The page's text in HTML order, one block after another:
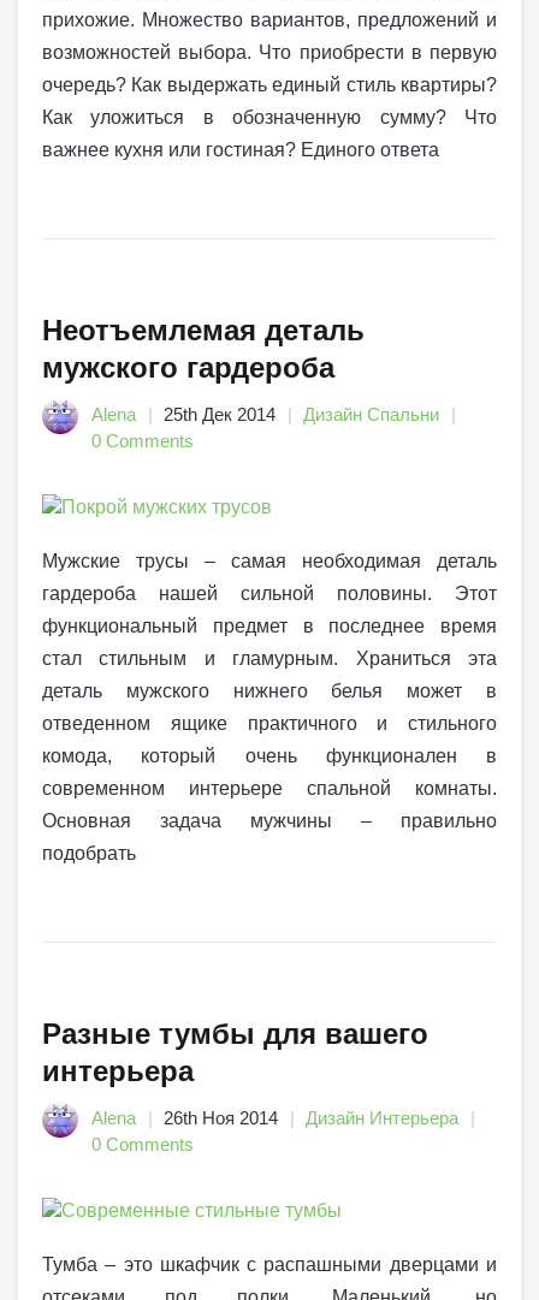
прихожие. Множество вариантов, предложений и
возможностей выбора. Что приобрести в первую
очередь? Как выдержать единый стиль квартиры?
Как уложиться в обозначенную сумму? Что
важнее кухня или гостиная? Единого ответа
Неотъемлемая деталь
мужского гардероба
Alena 25th Дек 2014
Дизайн Спальни
0 Comments
Мужские трусы – самая необходимая деталь
гардероба нашей сильной половины. Этот
функциональный предмет в последнее время
стал стильным и гламурным. Храниться эта
деталь мужского нижнего белья может в
отведенном ящике практичного и стильного
комода, который очень функционален в
современном интерьере спальной комнаты.
Основная задача мужчины – правильно
подобрать
Разные тумбы для вашего
интерьера
Alena 26th Ноя 2014
Дизайн Интерьера
0 Comments
Тумба – это шкафчик с распашными дверцами и